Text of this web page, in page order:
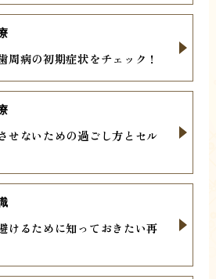
周病の初期症状をチェック！
せないための過ごし方とセル
けるために知っておきたい再